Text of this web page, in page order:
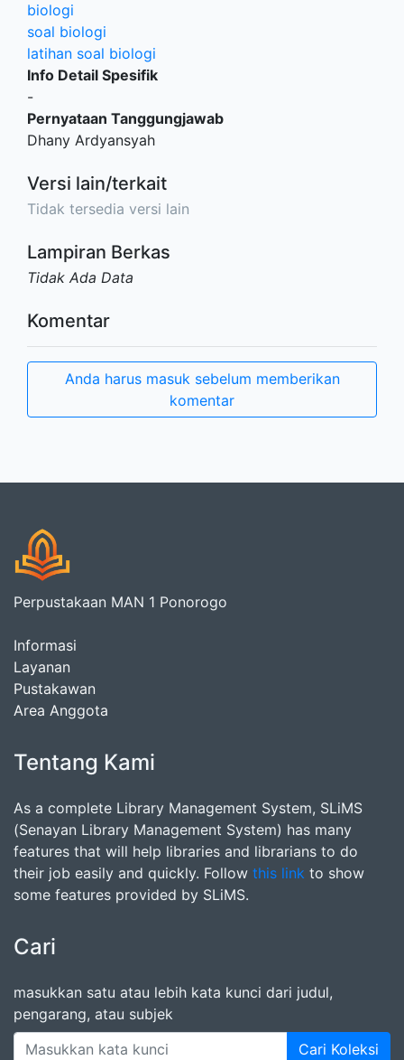
biologi
soal biologi
latihan soal biologi
Info Detail Spesifik
-
Pernyataan Tanggungjawab
Dhany Ardyansyah
Versi lain/terkait
Tidak tersedia versi lain
Lampiran Berkas
Tidak Ada Data
Komentar
Anda harus masuk sebelum memberikan
komentar
Perpustakaan MAN 1 Ponorogo
Informasi
Layanan
Pustakawan
Area Anggota
Tentang Kami
As a complete Library Management System, SLiMS
(Senayan Library Management System) has many
features that will help libraries and librarians to do
their job easily and quickly. Follow this link to show
some features provided by SLiMS.
Cari
masukkan satu atau lebih kata kunci dari judul,
pengarang, atau subjek
Cari Koleksi